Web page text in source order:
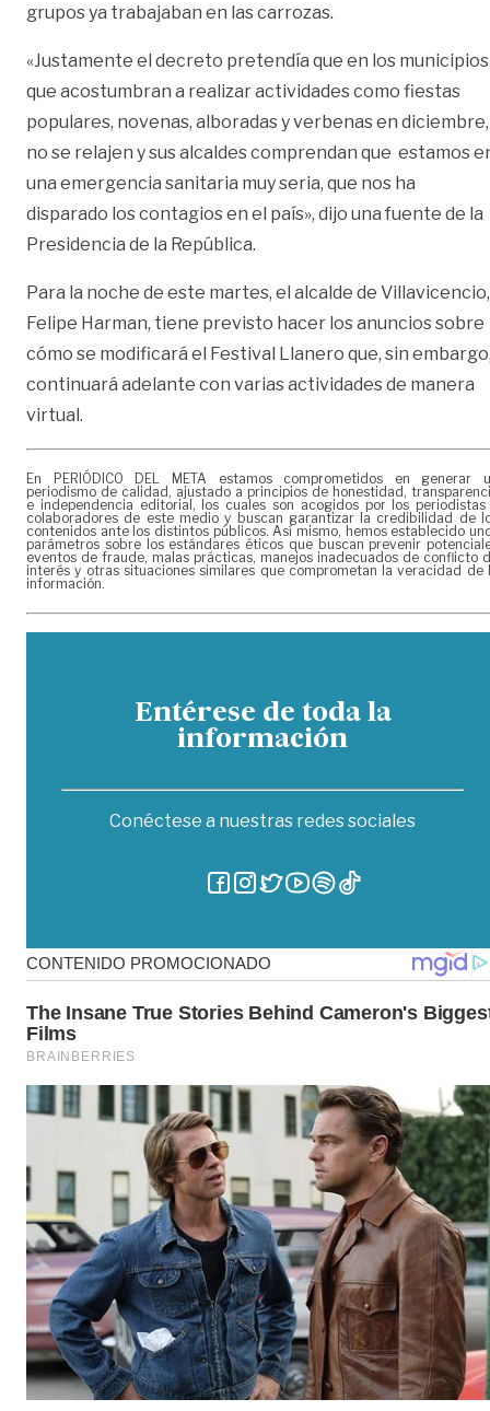
grupos ya trabajaban en las carrozas.
«Justamente el decreto pretendía que en los municipios
que acostumbran a realizar actividades como fiestas
populares, novenas, alboradas y verbenas en diciembre,
no se relajen y sus alcaldes comprendan que estamos
una emergencia sanitaria muy seria, que nos ha
disparado los contagios en el país», dijo una fuente de la
Presidencia de la República.
Para la noche de este martes, el alcalde de Villavicencio,
Felipe Harman, tiene previsto hacer los anuncios sobre
cómo se modificará el Festival Llanero que, sin
continuará adelante con varias actividades de manera
virtual.
En PERIÓDICO DEL META estamos comprometidos en generar
periodismo de calidad, ajustado a principios de honestidad,
e independencia editorial, los cuales son acogidos por los periodistas
colaboradores de este medio y buscan garantizar la credibilidad de
contenidos ante los distintos públicos. Así mismo, hemos establecido
parámetros sobre los estándares éticos que buscan prevenir
eventos de fraude, malas prácticas, manejos inadecuados de conflicto
interés y otras situaciones similares que comprometan la veracidad de
información.
Entérese de toda la
información
Conéctese a nuestras redes sociales